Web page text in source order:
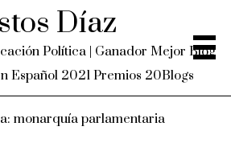
Díaz
Política | Ganador Mejor Blog
Español 2021 Premios 20Blogs
monarquía parlamentaria